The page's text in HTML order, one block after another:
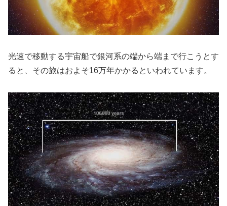
光速で移動する宇宙船で銀河系の端から端まで行こうとす
ると、その旅はおよそ16万年かかるといわれています。